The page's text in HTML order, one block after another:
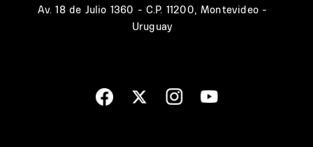
Av. 18 de Julio 1360 - C.P. 11200, Montevideo -
Uruguay